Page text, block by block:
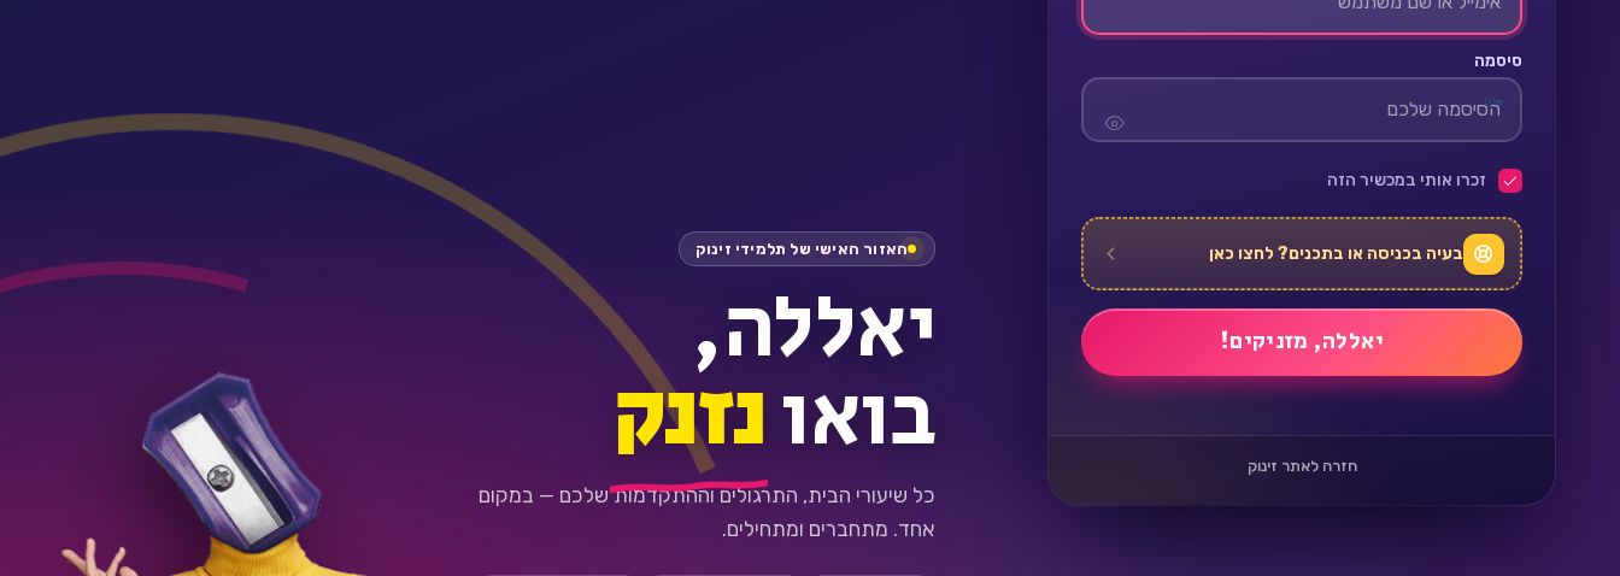
סיסמה
זכרו אותי במכשיר הזה
בעיה בכניסה או בתכנים? לחצו כאן
חזרה לאתר זינוק
האזור האישי של תלמידי זינוק
יאללה,
בואונזנק
כל שיעורי הבית, התרגולים וההתקדמות שלכם — במקום
אחד. מתחברים ומתחילים.